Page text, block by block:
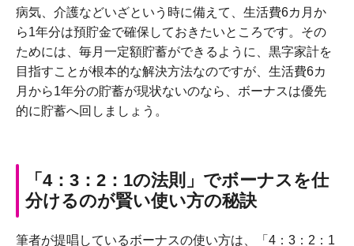
病気、介護などいざという時に備えて、生活費6カ月か
ら1年分は預貯金で確保しておきたいところです。その
ためには、毎月一定額貯蓄ができるように、黒字家計を
目指すことが根本的な解決方法なのですが、生活費6カ
月から1年分の貯蓄が現状ないのなら、ボーナスは優先
的に貯蓄へ回しましょう。
「4：3：2：1の法則」でボーナスを仕
分けるのが賢い使い方の秘訣
筆者が提唱しているボーナスの使い方は、「4：3：2：1